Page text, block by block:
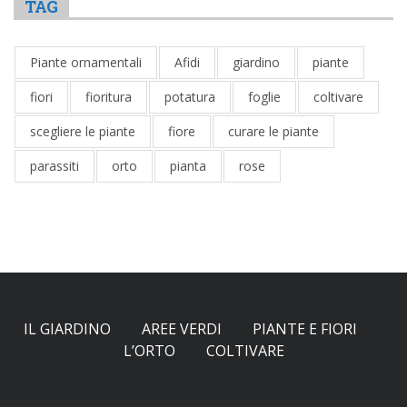
TAG
Piante ornamentali Afidi giardino
piante
fiori
fioritura potatura foglie
coltivare
scegliere le piante
fiore
curare le piante
parassiti
orto pianta rose
IL GIARDINO AREE VERDI
PIANTE E FIORI
L’ORTO
COLTIVARE